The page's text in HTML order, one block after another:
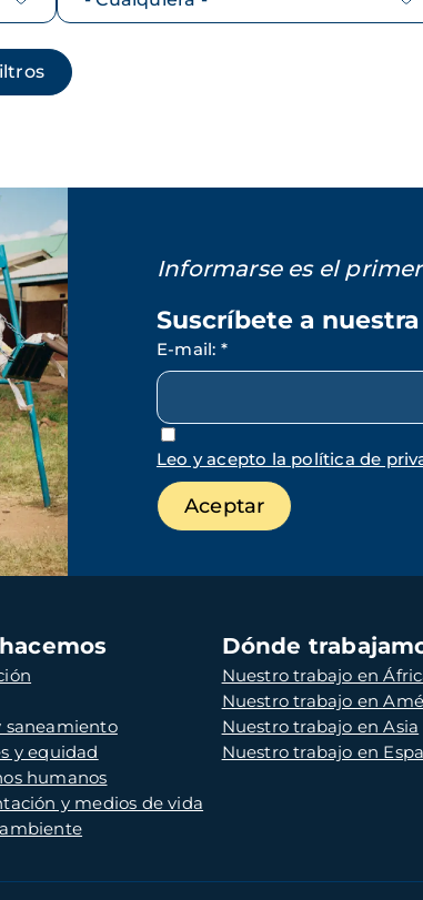
Informarse es el
Suscríbete a
E-mail: *
Leo y acepto la política de
saneamiento
y equidad
humanos
y medios de vida
Dónde
Nuestro trabajo en
Nuestro trabajo en
Nuestro trabajo en Asia
Nuestro trabajo en